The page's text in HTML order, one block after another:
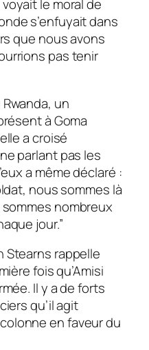
le moral de
s’enfuyait dans
que nous avons
pas tenir
un
à Goma
a croisé
parlant pas les
a même déclaré :
nous sommes là
nombreux
jour.”
Stearns rappelle
fois qu’Amisi
Il y a de forts
qu’il agit
en faveur du